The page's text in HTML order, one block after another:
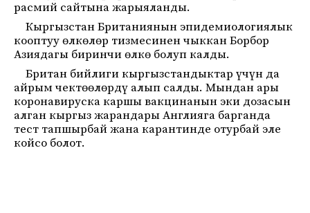
расмий сайтына жарыяланды.
Кыргызстан Британиянын эпидемиологиялык
кооптуу өлкөлөр тизмесинен чыккан Борбор
Азиядагы биринчи өлкө болуп калды.
Британ бийлиги кыргызстандыктар үчүн да
айрым чектөөлөрдү алып салды. Мындан ары
коронавируска каршы вакцинанын эки дозасын
алган кыргыз жарандары Англияга барганда
тест тапшырбай жана карантинде отурбай эле
койсо болот.